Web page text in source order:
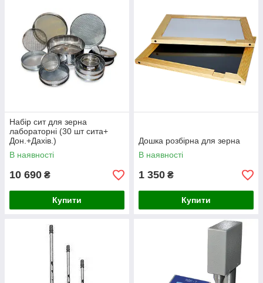
Набір сит для зерна
лабораторні (30 шт сита+
Дон.+Дахів.)
В наявності
10 690 ₴
Купити
Дошка розбірна для зерна
В наявності
1 350 ₴
Купити